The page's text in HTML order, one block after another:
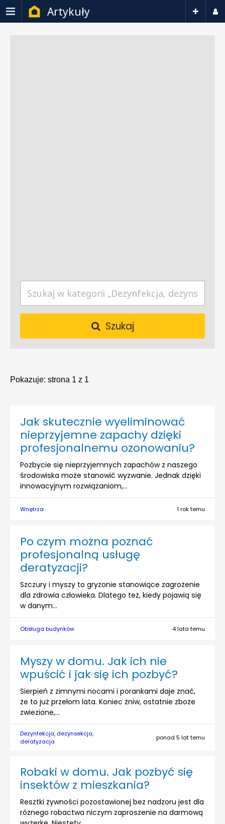
Artykuły
Szukaj
Pokazuje: strona 1 z 1
Jak skutecznie wyeliminować
nieprzyjemne zapachy dzięki
profesjonalnemu ozonowaniu?
Pozbycie się nieprzyjemnych zapachów z naszego
środowiska może stanowić wyzwanie. Jednak dzięki
innowacyjnym rozwiązaniom,...
Wnętrza 1 rok temu
Po czym można poznać
profesjonalną usługę
deratyzacji?
Szczury i myszy to gryzonie stanowiące zagrożenie
dla zdrowia człowieka. Dlatego też, kiedy pojawią się
w danym...
Obsługa budynków 4 lata temu
Myszy w domu. Jak ich nie
wpuścić i jak się ich pozbyć?
Sierpień z zimnymi nocami i porankami daje znać,
że to już przełom lata. Koniec żniw, ostatnie zboże
zwiezione,...
Dezynfekcja, dezynsekcja,
deratyzacja
ponad 5 lat temu
Robaki w domu. Jak pozbyć się
insektów z mieszkania?
Resztki żywności pozostawionej bez nadzoru jest dla
różnego robactwa niczym zaproszenie na darmową